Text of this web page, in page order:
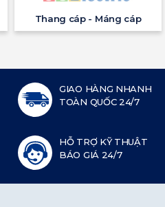
Thang cáp - Máng cáp
GIAO HÀNG NHANH
TOÀN QUỐC 24/7
HỖ TRỢ KỸ THUẬT
BÁO GIÁ 24/7